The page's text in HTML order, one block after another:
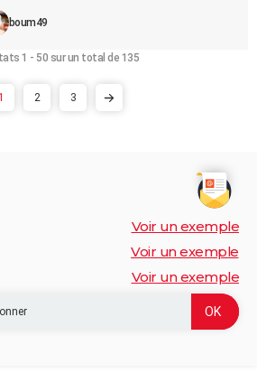
boum49
1 - 50 sur un total de 135
2 3
Voir un exemple
Voir un exemple
Voir un exemple